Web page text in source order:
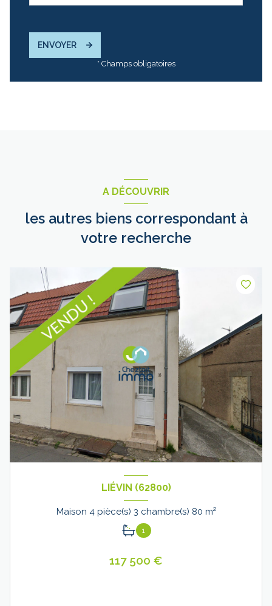
ENVOYER
* Champs obligatoires
A DÉCOUVRIR
les autres biens correspondant à
votre recherche
LIÉVIN (62800)
Maison 4 pièce(s) 3 chambre(s) 80 m²
1
117 500 €